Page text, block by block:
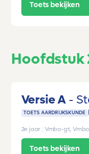
Toets bekijken
Hoofdstuk
Versie A
TOETS AARDRIJKSKUNDE
2e jaar Vmbo-gt,
Toets bekijken